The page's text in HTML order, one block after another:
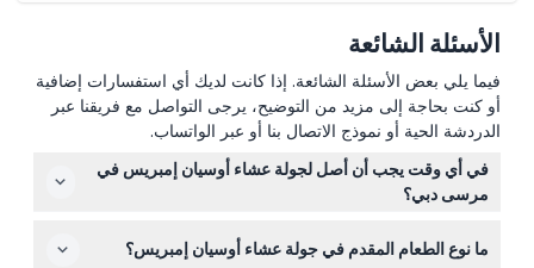
الأسئلة الشائعة
فيما يلي بعض الأسئلة الشائعة. إذا كانت لديك أي استفسارات إضافية
أو كنت بحاجة إلى مزيد من التوضيح، يرجى التواصل مع فريقنا عبر
الدردشة الحية أو نموذج الاتصال بنا أو عبر الواتساب.
في أي وقت يجب أن أصل لجولة عشاء أوسيان إمبريس في
مرسى دبي؟
الجولة في تمام الساعة 8:30 مساءً. من الأفضل الوصول قبل
ما نوع الطعام المقدم في جولة عشاء أوسيان إمبريس؟